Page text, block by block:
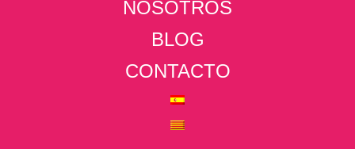
NOSOTROS
BLOG
CONTACTO